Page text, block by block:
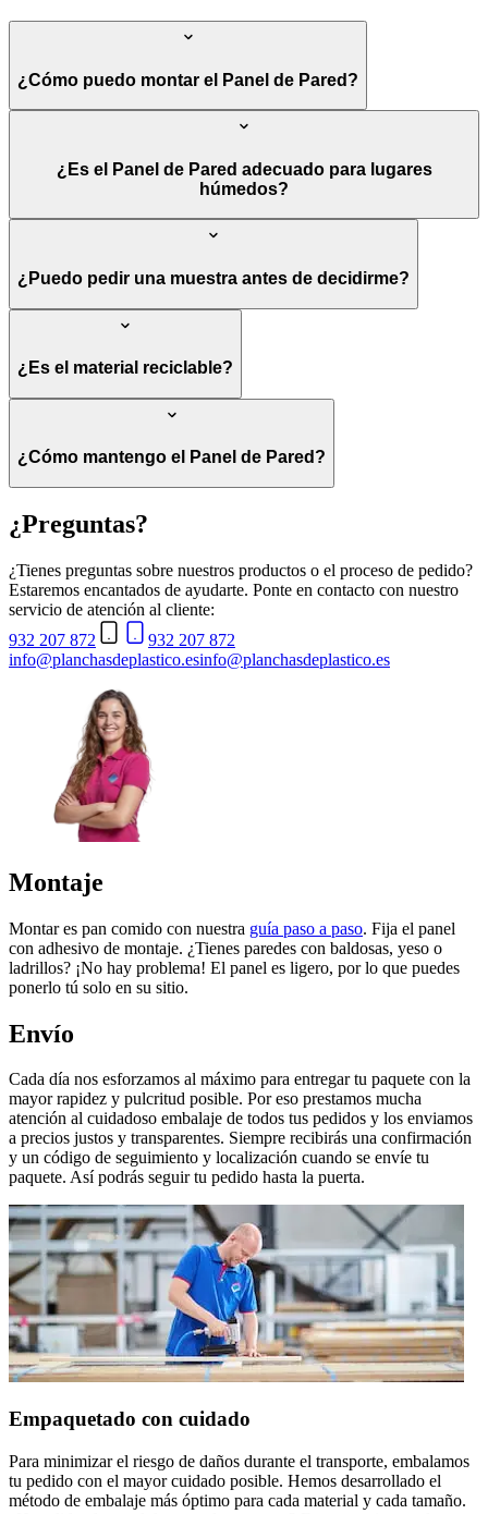
¿Cómo puedo montar el Panel de Pared?
¿Es el Panel de Pared adecuado para lugares
húmedos?
¿Puedo pedir una muestra antes de decidirme?
¿Es el material reciclable?
¿Cómo mantengo el Panel de Pared?
¿Preguntas?
¿Tienes preguntas sobre nuestros productos o el proceso de pedido?
Estaremos encantados de ayudarte. Ponte en contacto con nuestro
servicio de atención al cliente:
932 207 872
932 207 872
info@planchasdeplastico.esinfo@planchasdeplastico.es
Montaje
Montar es pan comido con nuestra guía paso a paso. Fija el panel
con adhesivo de montaje. ¿Tienes paredes con baldosas, yeso o
ladrillos? ¡No hay problema! El panel es ligero, por lo que puedes
ponerlo tú solo en su sitio.
Envío
Cada día nos esforzamos al máximo para entregar tu paquete con la
mayor rapidez y pulcritud posible. Por eso prestamos mucha
atención al cuidadoso embalaje de todos tus pedidos y los enviamos
a precios justos y transparentes. Siempre recibirás una confirmación
y un código de seguimiento y localización cuando se envíe tu
paquete. Así podrás seguir tu pedido hasta la puerta.
Empaquetado con cuidado
Para minimizar el riesgo de daños durante el transporte, embalamos
tu pedido con el mayor cuidado posible. Hemos desarrollado el
método de embalaje más óptimo para cada material y cada tamaño.